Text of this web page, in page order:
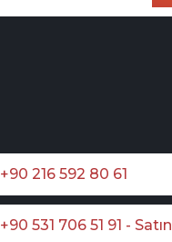
+90 216 592 80 61
+90 531 706 51 91 - Satın